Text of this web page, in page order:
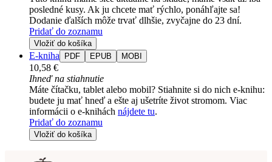
posledné kusy. Ak ju chcete mať rýchlo, ponáhľajte sa!
Dodanie ďalších môže trvať dlhšie, zvyčajne do 23 dní.
Pridať do zoznamu
Vložiť do košíka
E-kniha PDF EPUB MOBI
10,58 €
Ihneď na stiahnutie
Máte čítačku, tablet alebo mobil? Stiahnite si do nich e-knihu:
budete ju mať hneď a ešte aj ušetríte život stromom. Viac
informácii o e-knihách nájdete tu.
Pridať do zoznamu
Vložiť do košíka